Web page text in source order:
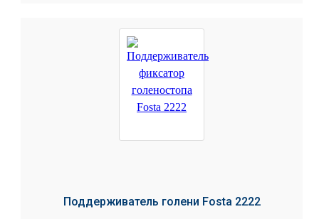
Поддерживатель голени Fosta 2222